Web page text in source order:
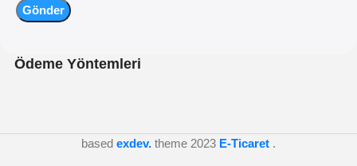
Ödeme Yöntemleri
based exdev. theme 2023 E-Ticaret .